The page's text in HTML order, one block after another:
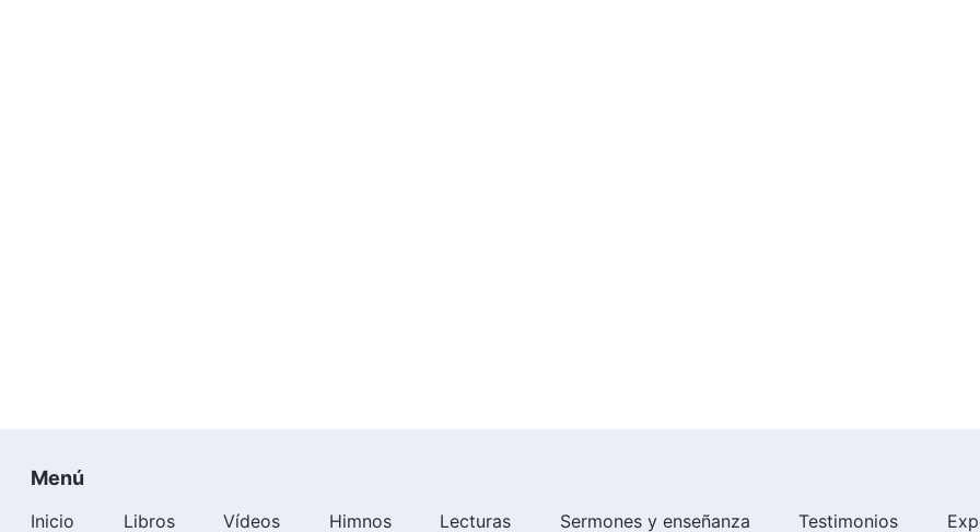
Menú
Inicio Libros Vídeos Himnos Lecturas Sermones y enseñanza Testimonios